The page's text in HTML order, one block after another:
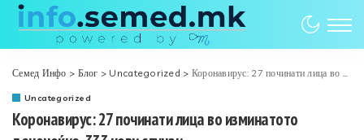
Семед Инфо > Блог > Uncategorized > Коронавирус: 27 починати лица во изминатото деноноќие, 333 нови случаи
Uncategorized
Коронавирус: 27 починати лица во изминатото